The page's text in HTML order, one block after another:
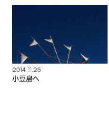
2014.11.26
小豆島へ